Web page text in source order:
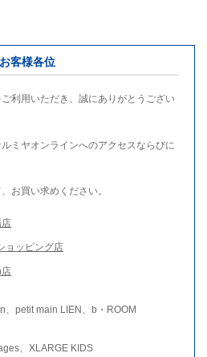
お客様各位
利用いただき、誠にありがとうござい
ミヤオンラインへのアクセスならびに
お買い求めください。
ョッピング店
、petit main LIEN、b・ROOM
、XLARGE KIDS